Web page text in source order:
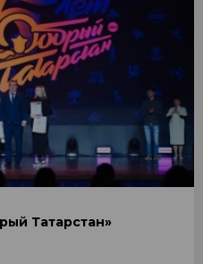
Татарстан»